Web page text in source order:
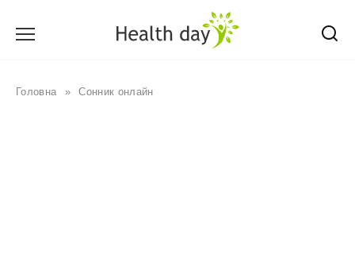
Головна » Сонник онлайн